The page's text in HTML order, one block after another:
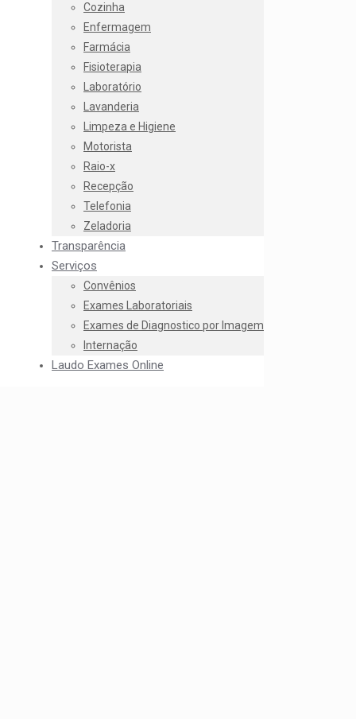
Cozinha
Enfermagem
Farmácia
Fisioterapia
Laboratório
Lavanderia
Limpeza e Higiene
Motorista
Raio-x
Recepção
Telefonia
Zeladoria
Transparência
Serviços
Convênios
Exames Laboratoriais
Exames de Diagnostico por Imagem
Internação
Laudo Exames Online